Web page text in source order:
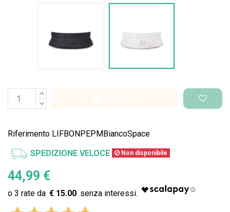
Riferimento LIFBONPEPMBiancoSpace
SPEDIZIONE VELOCE Non disponibile
44,99 €
€ 15.00